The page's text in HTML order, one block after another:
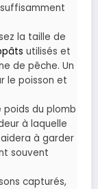
la taille de
utilisés et
de pêche. Un
le poisson et
poids du plomb
à laquelle
à garder
souvent
capturés,